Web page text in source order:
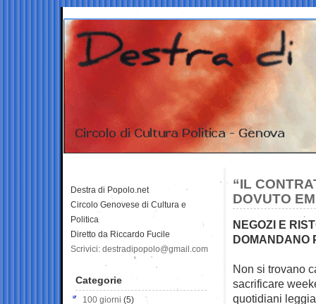
“IL
DOVUTO
NEGOZI E
DOMANDANO
Non si trovano
sacrificare
quotidiani
Destra di Popolo.net
Circolo Genovese di Cultura e
Politica
Diretto da Riccardo Fucile
Scrivici: destradipopolo@gmail.com
Categorie
100 giorni (5)